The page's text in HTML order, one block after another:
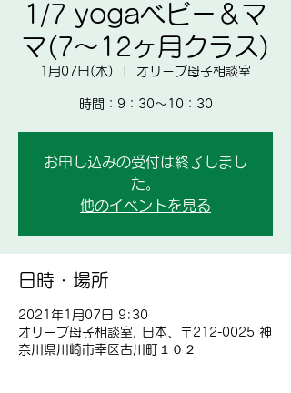
1/7 yogaベビー＆マ
マ(7～12ヶ月クラス)
1月07日(木) オリーブ母子相談室
時間：​9：30～10：30
お申し込みの受付は終了しまし
た。
他のイベントを見る
日時・場所
2021年1月07日 9:30
オリーブ母子相談室, 日本、〒212-0025 神
奈川県川崎市幸区古川町１０２